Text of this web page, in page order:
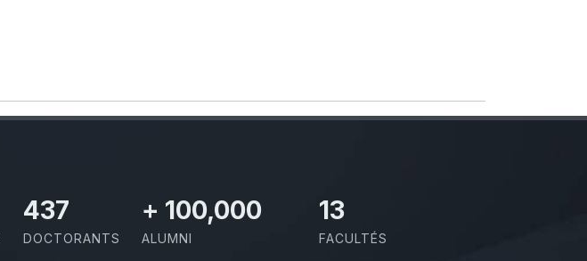
437
DOCTORANTS
+ 100,000
ALUMNI
13
FACULTÉS